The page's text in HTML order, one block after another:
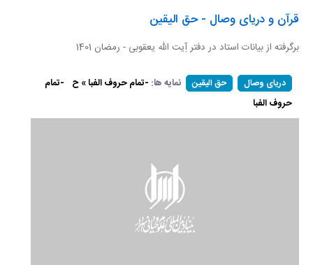
قرآن و دریای وصال - حق الیقین
برگرفته از بیانات استاد در دفتر آِیت الله یعقوبی - رمضان 1401
دریای وصال حق الیقین نمایه ها: -تمام حروف الفبا » ح -تمام
حروف الفبا